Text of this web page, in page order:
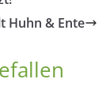
Huhn & Ente